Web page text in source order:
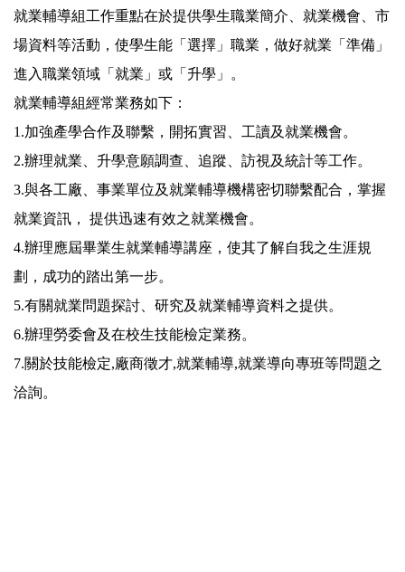
就業輔導組工作重點在於提供學生職業簡介、就業機會、市
場資料等活動，使學生能「選擇」職業，做好就業「準備」
進入職業領域「就業」或「升學」。
就業輔導組經常業務如下：
1.加強產學合作及聯繫，開拓實習、工讀及就業機會。
2.辦理就業、升學意願調查、追蹤、訪視及統計等工作。
3.與各工廠、事業單位及就業輔導機構密切聯繫配合，掌握
就業資訊， 提供迅速有效之就業機會。
4.辦理應屆畢業生就業輔導講座，使其了解自我之生涯規
劃，成功的踏出第一步。
5.有關就業問題探討、研究及就業輔導資料之提供。
6.辦理勞委會及在校生技能檢定業務。
7.關於技能檢定,廠商徵才,就業輔導,就業導向專班等問題之
洽詢。